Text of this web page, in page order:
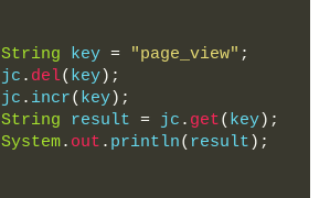
String key = "page_view" ;
        jc
. del( key);
        jc
. incr( key);
String result = jc . get( key);
System. out . println( result );